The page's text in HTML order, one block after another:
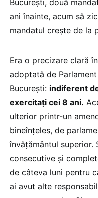
București, două
ani înainte, acum să
mandatul crește de la
Era o precizare clară
adoptată de
București: indiferent
exercitați cei 8 ani.
ulterior printr-un
bineînțeles, de
învățământul superior.
consecutive și
de câteva luni pentru
ai avut alte